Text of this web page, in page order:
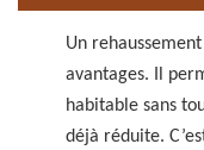
Un
avantages. Il
habitable sans
déjà réduite.